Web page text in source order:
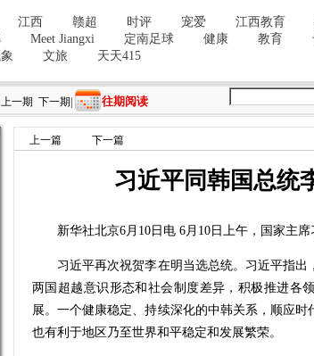
上一期 下一期 往期阅读
上一篇 下一篇
习近平同韩国总统
新华社北京6月10日电 6月10日上午，国家主席
习近平再次祝贺李在明当选总统。习近平指出
两国超越意识形态和社会制度差异，积极推进各
展。一个健康稳定、持续深化的中韩关系，顺应时
也有利于地区乃至世界和平稳定和发展繁荣。